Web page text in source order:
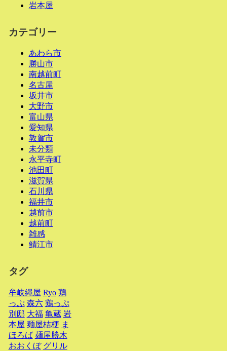
岩本屋
カテゴリー
あわら市
勝山市
南越前町
名古屋
坂井市
大野市
富山県
愛知県
敦賀市
未分類
永平寺町
池田町
滋賀県
石川県
福井市
越前市
越前町
雑感
鯖江市
タグ
牟岐縄屋 Ryo 鶏
っぷ 森六 鶏っぷ
別邸 大福 亀蔵 岩
本屋 麺屋桔梗 ま
ほろば 麺屋勝木
おおくぼ グリル